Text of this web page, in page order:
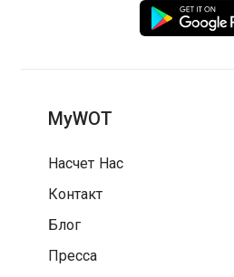
MyWOT
Насчет Нас
Контакт
Блог
Пресса